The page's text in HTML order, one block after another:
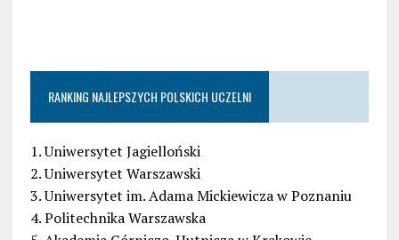
RANKING NAJLEPSZYCH POLSKICH UCZELNI
1. Uniwersytet Jagielloński
2. Uniwersytet Warszawski
3. Uniwersytet im. Adama Mickiewicza w Poznaniu
4. Politechnika Warszawska